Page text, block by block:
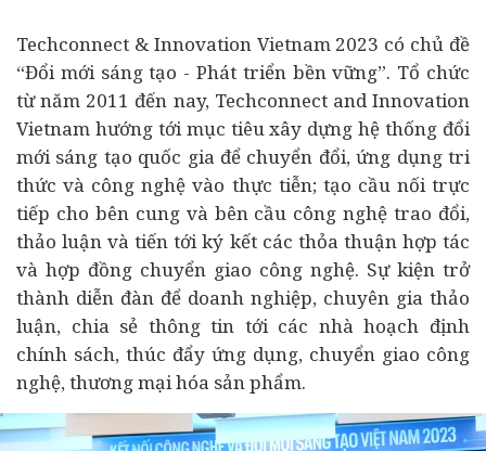
Techconnect & Innovation Vietnam 2023 có chủ đề
“Đổi mới sáng tạo - Phát triển bền vững”. Tổ chức
từ năm 2011 đến nay, Techconnect and Innovation
Vietnam hướng tới mục tiêu xây dựng hệ thống đổi
mới sáng tạo quốc gia để chuyển đổi, ứng dụng tri
thức và công nghệ vào thực tiễn; tạo cầu nối trực
tiếp cho bên cung và bên cầu công nghệ trao đổi,
thảo luận và tiến tới ký kết các thỏa thuận hợp tác
và hợp đồng chuyển giao công nghệ. Sự kiện trở
thành diễn đàn để doanh nghiệp, chuyên gia thảo
luận, chia sẻ thông tin tới các nhà hoạch định
chính sách, thúc đẩy ứng dụng, chuyển giao công
nghệ, thương mại hóa sản phẩm.